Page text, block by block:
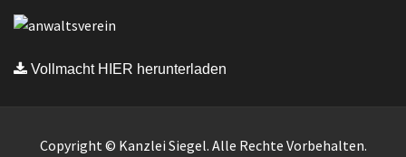
Vollmacht HIER herunterladen
Copyright © Kanzlei Siegel. Alle Rechte Vorbehalten.